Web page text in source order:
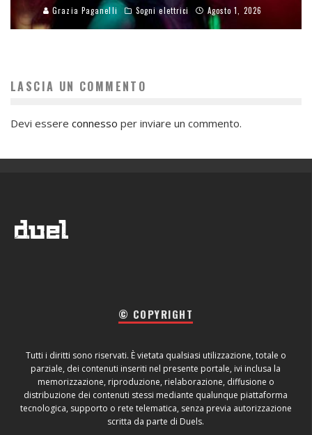
Grazia Paganelli Sogni elettrici Agosto 1, 2026
LASCIA UN COMMENTO
Devi essere connesso per inviare un commento.
© COPYRIGHT
Tutti i diritti sono riservati. È vietata qualsiasi utilizzazione, totale o
parziale, dei contenuti inseriti nel presente portale, ivi inclusa la
memorizzazione, riproduzione, rielaborazione, diffusione o
distribuzione dei contenuti stessi mediante qualunque piattaforma
tecnologica, supporto o rete telematica, senza previa autorizzazione
scritta da parte di Duels.